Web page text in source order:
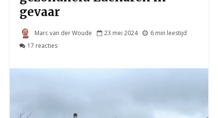
gevaar
Marc van der Woude 23 mei 2024
6 min leestijd
17 reacties